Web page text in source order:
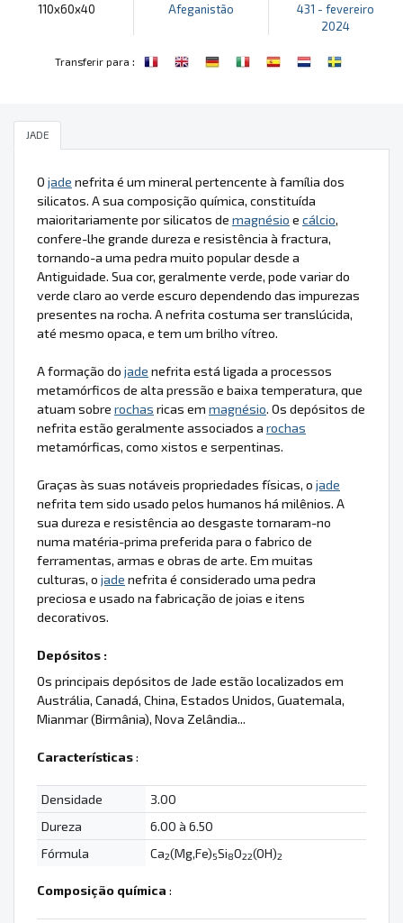
110x60x40 Afeganistão
431 - fevereiro
2024
Transferir para :
JADE
O jade nefrita é um mineral pertencente à família dos
silicatos. A sua composição química, constituída
maioritariamente por silicatos de magnésio e cálcio,
confere-lhe grande dureza e resistência à fractura,
tornando-a uma pedra muito popular desde a
Antiguidade. Sua cor, geralmente verde, pode variar do
verde claro ao verde escuro dependendo das impurezas
presentes na rocha. A nefrita costuma ser translúcida,
até mesmo opaca, e tem um brilho vítreo.
A formação do jade nefrita está ligada a processos
metamórficos de alta pressão e baixa temperatura, que
atuam sobre rochas ricas em magnésio. Os depósitos de
nefrita estão geralmente associados a rochas
metamórficas, como xistos e serpentinas.
Graças às suas notáveis propriedades físicas, o jade
nefrita tem sido usado pelos humanos há milênios. A
sua dureza e resistência ao desgaste tornaram-no
numa matéria-prima preferida para o fabrico de
ferramentas, armas e obras de arte. Em muitas
culturas, o jade nefrita é considerado uma pedra
preciosa e usado na fabricação de joias e itens
decorativos.
Depósitos :
Os principais depósitos de Jade estão localizados em
Austrália, Canadá, China, Estados Unidos, Guatemala,
Mianmar (Birmânia), Nova Zelândia...
Características:
Densidade
3.00
Dureza
6.00 à 6.50
Fórmula
Ca2(Mg,Fe)5Si8O22(OH)2
Composição química :